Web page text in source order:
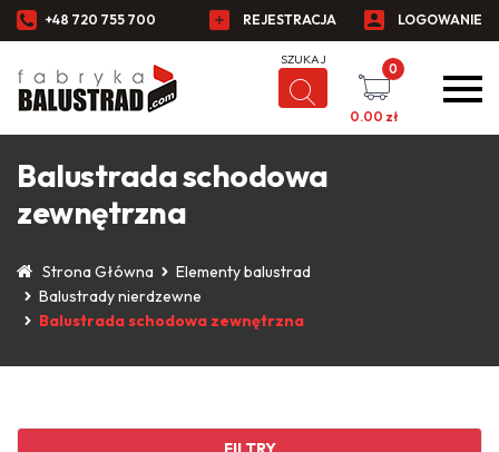
+48 720 755 700 REJESTRACJA LOGOWANIE
0
0.00 zł
Balustrada schodowa
zewnętrzna
Strona Główna
Elementy balustrad
Balustrady nierdzewne
Balustrada schodowa zewnętrzna